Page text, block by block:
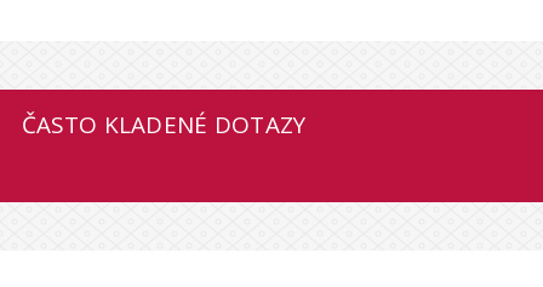
ČASTO KLADENÉ DOTAZY